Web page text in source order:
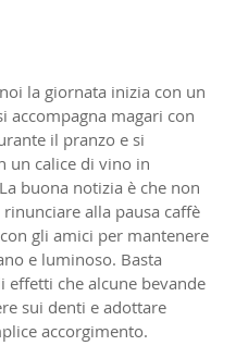
la giornata inizia con un
accompagna magari con
il pranzo e si
un calice di vino in
buona notizia è che non
rinunciare alla pausa caffè
gli amici per mantenere
e luminoso. Basta
effetti che alcune bevande
sui denti e adottare
accorgimento.